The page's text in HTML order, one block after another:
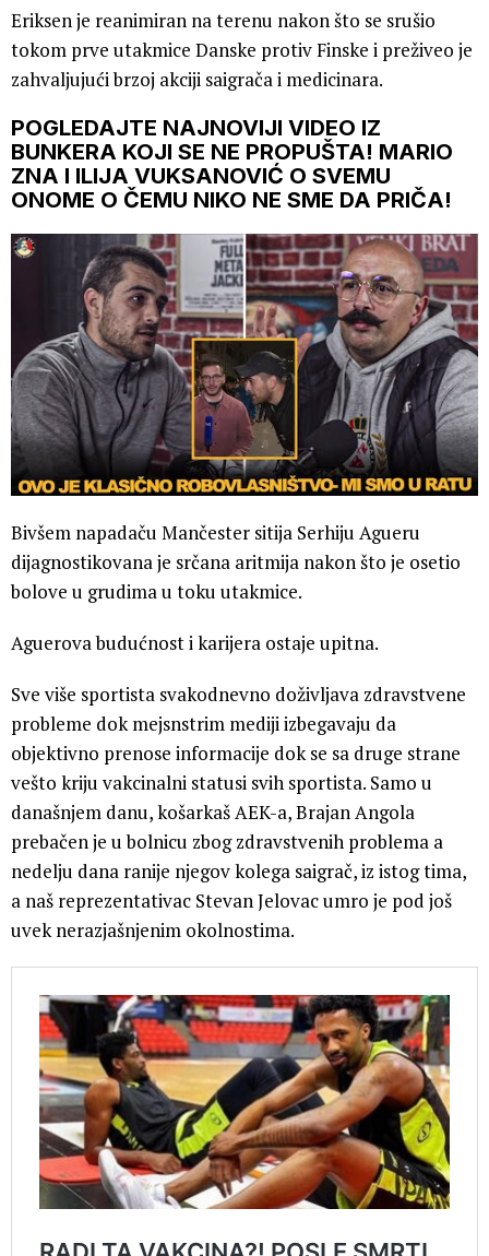
Eriksen je reanimiran na terenu nakon što se srušio
tokom prve utakmice Danske protiv Finske i preživeo je
zahvaljujući brzoj akciji saigrača i medicinara.
POGLEDAJTE NAJNOVIJI VIDEO IZ
BUNKERA KOJI SE NE PROPUŠTA! MARIO
ZNA I ILIJA VUKSANOVIĆ O SVEMU
ONOME O ČEMU NIKO NE SME DA PRIČA!
Bivšem napadaču Mančester sitija Serhiju Agueru
dijagnostikovana je srčana aritmija nakon što je osetio
bolove u grudima u toku utakmice.
Aguerova budućnost i karijera ostaje upitna.
Sve više sportista svakodnevno doživljava zdravstvene
probleme dok mejsnstrim mediji izbegavaju da
objektivno prenose informacije dok se sa druge strane
vešto kriju vakcinalni statusi svih sportista. Samo u
današnjem danu, košarkaš AEK-a, Brajan Angola
prebačen je u bolnicu zbog zdravstvenih problema a
nedelju dana ranije njegov kolega saigrač, iz istog tima,
a naš reprezentativac Stevan Jelovac umro je pod još
uvek nerazjašnjenim okolnostima.